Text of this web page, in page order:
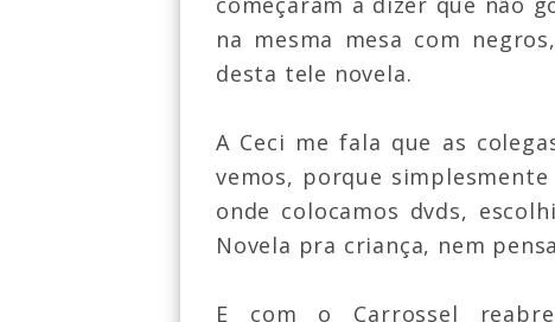
na mesma mesa com
desta tele novela.
A Ceci me fala que as
vemos, porque
onde colocamos dvds,
Novela pra criança, nem
E com o Carrossel